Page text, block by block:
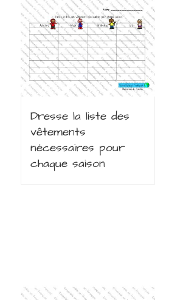
Dresse la liste des
vêtements
nécessaires pour
chaque saison